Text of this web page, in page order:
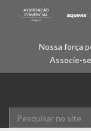
Nossa força
Associe-